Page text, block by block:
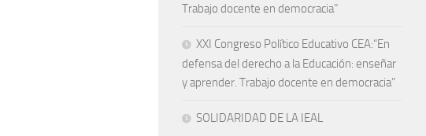
Trabajo docente en democracia”
XXI Congreso Político Educativo CEA:“En
defensa del derecho a la Educación: enseñar
y aprender. Trabajo docente en democracia”
SOLIDARIDAD DE LA IEAL